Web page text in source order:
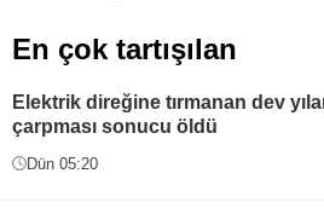
En çok tartışılan
Elektrik direğine tırmanan dev
çarpması sonucu öldü
Dün 05:20